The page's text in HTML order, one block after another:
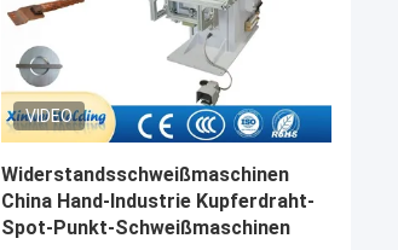
VIDEO
Fußpedal China Hand-Cnc
Industriewiderstand Kupferdraht-
Spot-Schweißmaschinen